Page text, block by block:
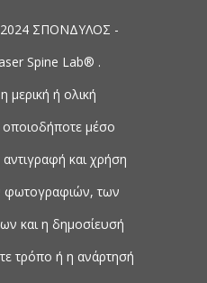
ΣΠΟΝΔΥΛΟΣ -
Spine Lab® .
μερική ή ολική
μέσο
και χρήση
φωτογραφιών, των
και η δημοσίευσή
τρόπο ή η ανάρτησή